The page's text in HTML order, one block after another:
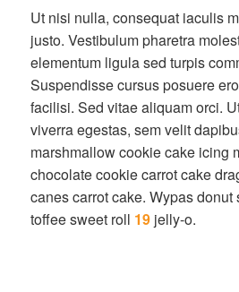
Ut nisi nulla, consequat iaculis
justo. Vestibulum pharetra
elementum ligula sed turpis
Suspendisse cursus posuere
facilisi. Sed vitae aliquam orci.
viverra egestas, sem velit
marshmallow cookie cake icing
chocolate cookie carrot cake
canes carrot cake. Wypas
toffee sweet roll 19 jelly-o.